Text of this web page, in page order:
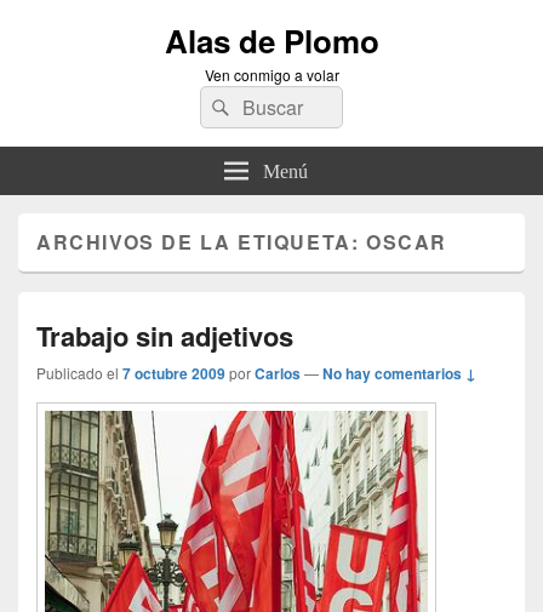
Alas de Plomo
Ven conmigo a volar
Buscar
por:
Buscar
Menú
ARCHIVOS DE LA ETIQUETA:OSCAR
Trabajo sin adjetivos
Publicado el 7 octubre 2009porCarlos—No hay comentarios ↓